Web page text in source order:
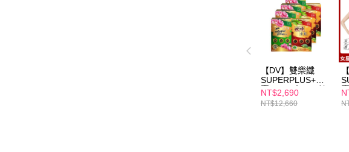
【DV】雙樂纖
SUPERPLUS+膠
囊(30顆/盒)x4+健
字號燃燒日記膠囊
(30粒/盒)x3
NT$2,690
NT$12,660